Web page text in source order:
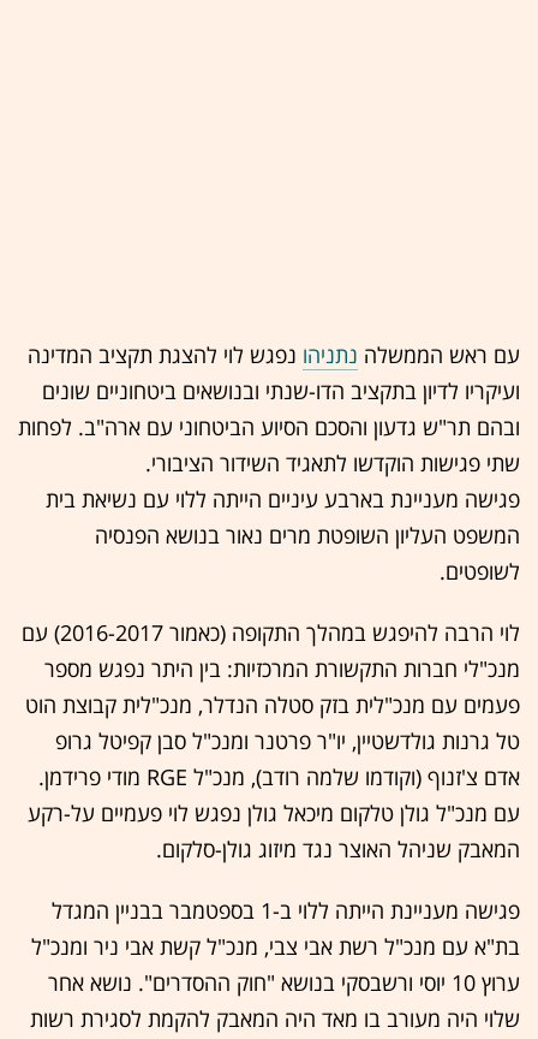
עם ראש הממשלה נתניהו נפגש לוי להצגת תקציב המדינה
ועיקריו לדיון בתקציב הדו-שנתי ובנושאים ביטחוניים שונים
ובהם תר"ש גדעון והסכם הסיוע הביטחוני עם ארה"ב. לפחות
שתי פגישות הוקדשו לתאגיד השידור הציבורי.
פגישה מעניינת בארבע עיניים הייתה ללוי עם נשיאת בית
המשפט העליון השופטת מרים נאור בנושא הפנסיה
לשופטים.
לוי הרבה להיפגש במהלך התקופה (כאמור 2016-2017) עם
מנכ"לי חברות התקשורת המרכזיות: בין היתר נפגש מספר
פעמים עם מנכ"לית בזק סטלה הנדלר, מנכ"לית קבוצת הוט
טל גרנות גולדשטיין, יו"ר פרטנר ומנכ"ל סבן קפיטל גרופ
אדם צ'זנוף (וקודמו שלמה רודב), מנכ"ל RGE מודי פרידמן.
עם מנכ"ל גולן טלקום מיכאל גולן נפגש לוי פעמיים על-רקע
המאבק שניהל האוצר נגד מיזוג גולן-סלקום.
פגישה מעניינת הייתה ללוי ב-1 בספטמבר בבניין המגדל
בת"א עם מנכ"ל רשת אבי צבי, מנכ"ל קשת אבי ניר ומנכ"ל
ערוץ 10 יוסי ורשבסקי בנושא "חוק ההסדרים". נושא אחר
שלוי היה מעורב בו מאד היה המאבק להקמת לסגירת רשות